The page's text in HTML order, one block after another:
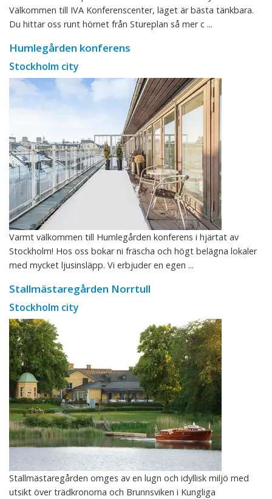
Välkommen till IVA Konferenscenter, läget är bästa tänkbara.
Du hittar oss runt hörnet från Stureplan så mer c ...
Humlegården konferens
Stockholm city
Varmt välkommen till Humlegården konferens i hjärtat av
Stockholm! Hos oss bokar ni fräscha och högt belägna lokaler
med mycket ljusinsläpp. Vi erbjuder en egen ...
Stallmästaregården Norrtull
Stockholm city
Stallmästaregården omges av en lugn och idyllisk miljö med
utsikt över trädkronorna och Brunnsviken i Kungliga